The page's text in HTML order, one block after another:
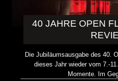
40 JAHRE OPEN
Die Jubiläumsausgabe des 40.
dieses Jahr wieder vom 7.-
Momente. Im